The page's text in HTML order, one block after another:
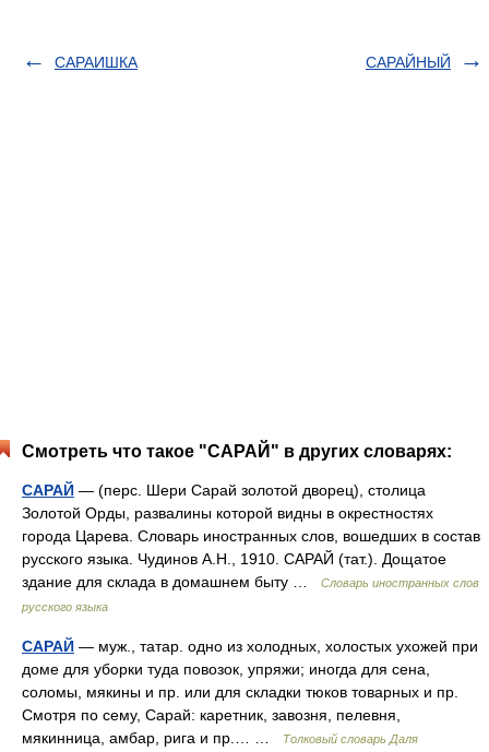
САРАИШКА САРАЙНЫЙ
Смотреть что такое "САРАЙ" в других словарях:
САРАЙ — (перс. Шери Сарай золотой дворец), столица
Золотой Орды, развалины которой видны в окрестностях
города Царева. Словарь иностранных слов, вошедших в состав
русского языка. Чудинов А.Н., 1910. САРАЙ (тат.). Дощатое
здание для склада в домашнем быту …
Словарь иностранных слов
русского языка
САРАЙ — муж., татар. одно из холодных, холостых ухожей при
доме для уборки туда повозок, упряжи; иногда для сена,
соломы, мякины и пр. или для складки тюков товарных и пр.
Смотря по сему, Сарай: каретник, завозня, пелевня,
мякинница, амбар, рига и пр.… …
Толковый словарь Даля